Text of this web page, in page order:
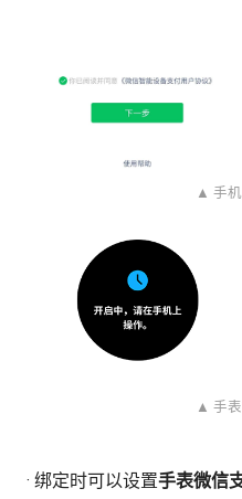
▲ 手
▲ 手
· 绑定时可以设置手表微信